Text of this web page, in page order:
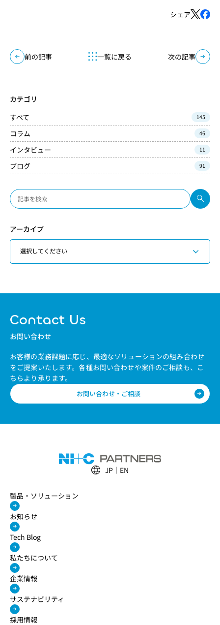
シェア
前の記事 一覧に戻る 次の記事
カテゴリ
すべて
145
コラム 46
インタビュー 11
ブログ 91
アーカイブ
Contact Us
お問い合わせ
お客様の業務課題に応じ、最適なソリューションの組み合わせ
をご提案いたします。各種お問い合わせや案件のご相談も、こ
ちらより承ります。
お問い合わせ・ご相談
JP EN
製品・ソリューション
お知らせ
Tech Blog
私たちについて
企業情報
サステナビリティ
採用情報